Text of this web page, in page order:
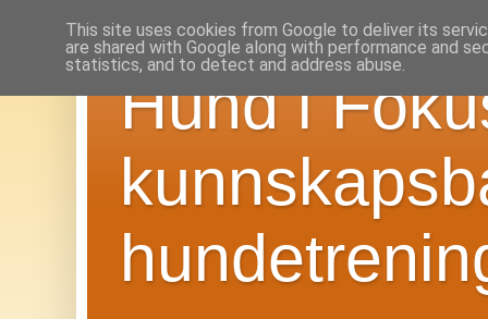
Hund i
This site uses cookies from Google to deliver its
are shared with Google along with performance and
statistics, and to detect and address abuse.